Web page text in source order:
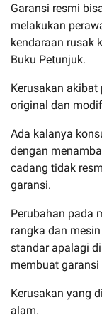
Garansi resmi
melakukan
kendaraan rusak
Buku Petunjuk.
Kerusakan
original dan
Ada kalanya
dengan
cadang tidak
garansi.
Perubahan pada
rangka dan
standar apalagi
membuat garansi
Kerusakan yang
alam.